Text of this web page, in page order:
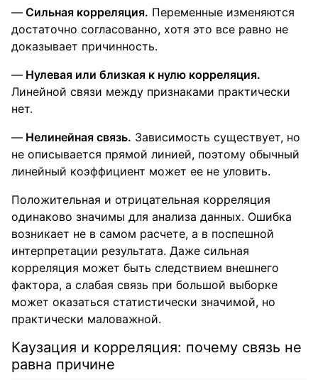
Сильная корреляция. Переменные изменяются
достаточно согласованно, хотя это все равно не
доказывает причинность.
Нулевая или близкая к нулю корреляция.
Линейной связи между признаками практически
нет.
Нелинейная связь. Зависимость существует, но
не описывается прямой линией, поэтому обычный
линейный коэффициент может ее не уловить.
Положительная и отрицательная корреляция
одинаково значимы для анализа данных. Ошибка
возникает не в самом расчете, а в поспешной
интерпретации результата. Даже сильная
корреляция может быть следствием внешнего
фактора, а слабая связь при большой выборке
может оказаться статистически значимой, но
практически маловажной.
Каузация и корреляция: почему связь не
равна причине